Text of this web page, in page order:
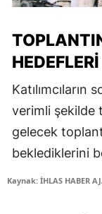
HEDEFLERI
verimli şekilde
gelecek
beklediklerini
Kaynak: İHLAS HABER